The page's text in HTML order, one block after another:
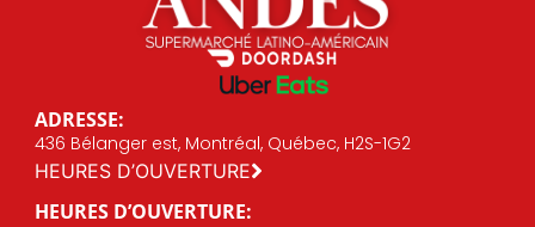
ADRESSE:
436 Bélanger est, Montréal, Québec, H2S-1G2
HEURES D’OUVERTURE
HEURES D’OUVERTURE: